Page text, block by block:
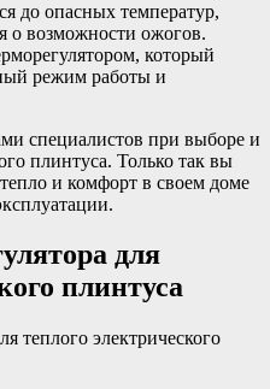
до опасных температур,
о возможности ожогов.
который
режим работы и
специалистов при выборе и
плинтуса. Только так вы
и комфорт в своем доме
для
плинтуса